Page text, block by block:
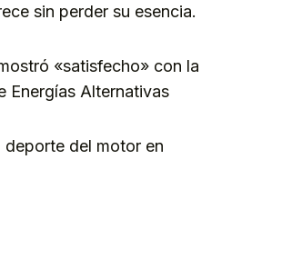
sin perder su esencia.
«satisfecho» con la
Energías Alternativas
deporte del motor en